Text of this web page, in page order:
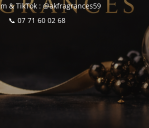
& TikTok : @akfragrances59
📞 07 71 60 02 68